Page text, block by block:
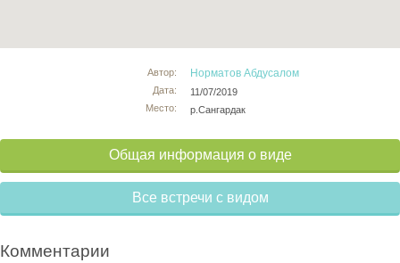
Автор:
Дата:
Место:
Норматов Абдусалом
11/07/2019
р.Сангардак
Общая информация о виде
Все встречи с видом
Комментарии